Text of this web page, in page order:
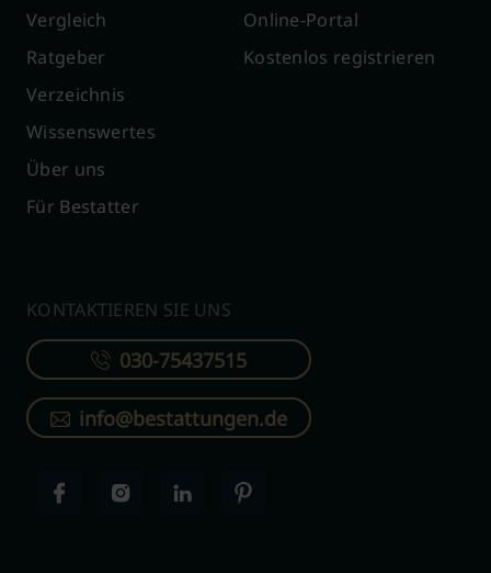
Vergleich
Ratgeber
Verzeichnis
Wissenswertes
Über uns
Für Bestatter
Online-Portal
Kostenlos registrieren
KONTAKTIEREN SIE UNS
030-75437515
info@bestattungen.de